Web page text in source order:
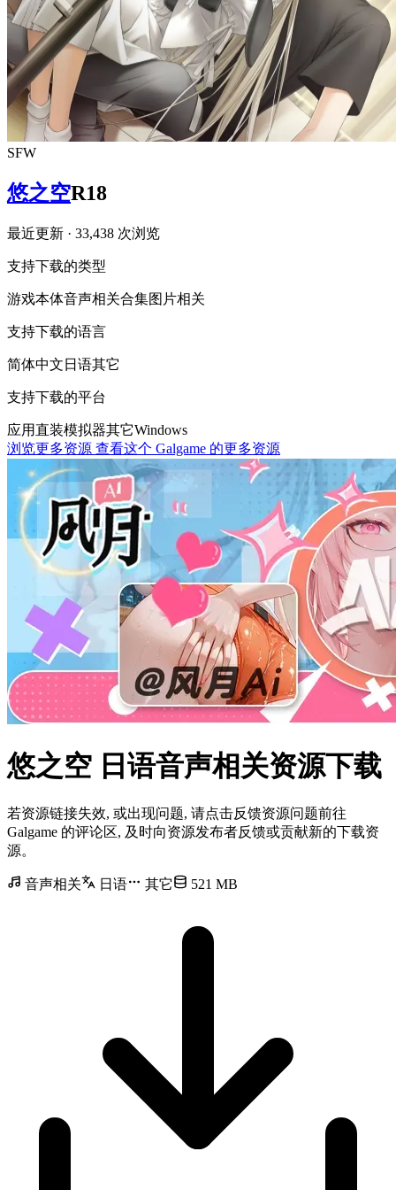
SFW
悠之空R18
最近更新 · 33,438 次浏览
支持下载的类型
游戏本体音声相关合集图片相关
支持下载的语言
简体中文 日语其它
支持下载的平台
应用直装模拟器其它Windows
浏览更多资源 查看这个 Galgame 的更多资源
悠之空 日语音声相关资源下载
若资源链接失效, 或出现问题, 请点击反馈资源问题前往
Galgame 的评论区, 及时向资源发布者反馈或贡献新的下载资
源。
音声相关 日语 其它 521 MB